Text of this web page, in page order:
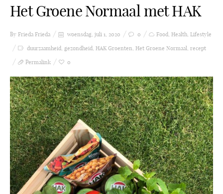
Het Groene Normaal met HAK
By Frieda Frieda woensdag, juli 1, 2020 0 Food, Health, Lifestyle
duurzaamheid, gezondheid, HAK Groenten, Het Groene Normaal, recept
Permalink
0